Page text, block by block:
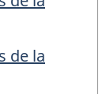
de la